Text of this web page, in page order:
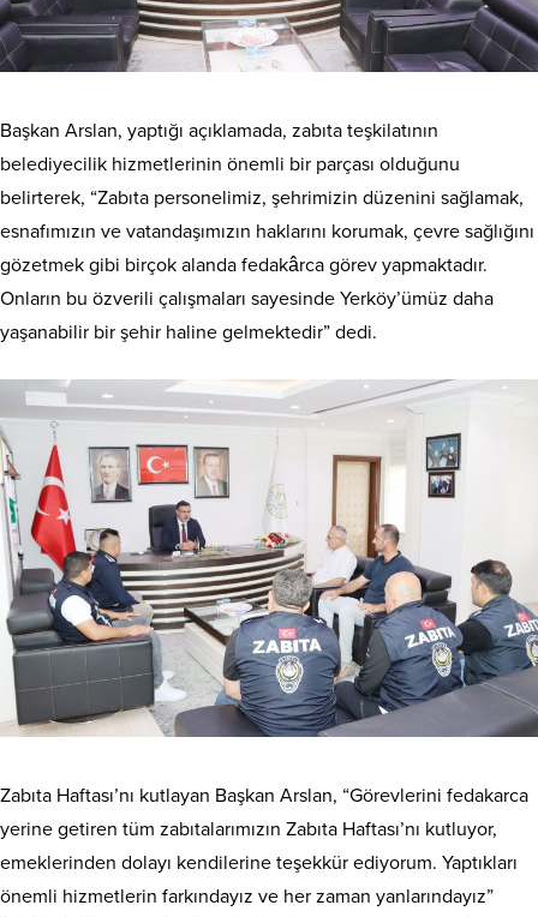
Başkan Arslan, yaptığı açıklamada, zabıta teşkilatının
belediyecilik hizmetlerinin önemli bir parçası olduğunu
belirterek, “Zabıta personelimiz, şehrimizin düzenini sağlamak,
esnafımızın ve vatandaşımızın haklarını korumak, çevre sağlığını
gözetmek gibi birçok alanda fedakârca görev yapmaktadır.
Onların bu özverili çalışmaları sayesinde Yerköy’ümüz daha
yaşanabilir bir şehir haline gelmektedir” dedi.
Zabıta Haftası’nı kutlayan Başkan Arslan, “Görevlerini fedakarca
yerine getiren tüm zabıtalarımızın Zabıta Haftası’nı kutluyor,
emeklerinden dolayı kendilerine teşekkür ediyorum. Yaptıkları
önemli hizmetlerin farkındayız ve her zaman yanlarındayız”